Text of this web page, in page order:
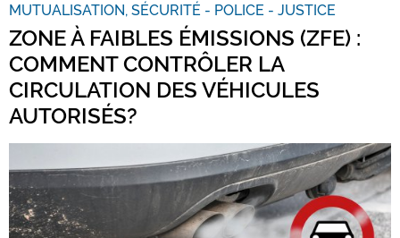
MUTUALISATION SÉCURITÉ - POLICE - JUSTICE
ZONE À FAIBLES ÉMISSIONS (ZFE) :
COMMENT CONTRÔLER LA
CIRCULATION DES VÉHICULES
AUTORISÉS?